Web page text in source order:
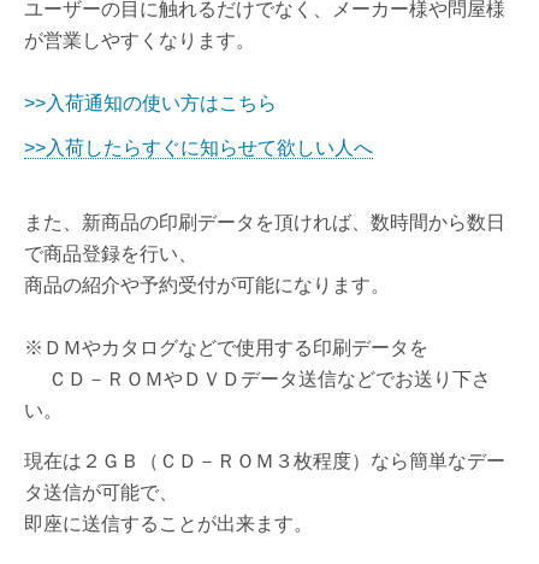
ユーザーの目に触れるだけでなく、メーカー様や問屋様
が営業しやすくなります。
>>入荷通知の使い方はこちら
>>入荷したらすぐに知らせて欲しい人へ
また、 新商品の印刷データを頂ければ、数時間から数日
で商品登録を行い、
商品の紹介や予約受付が可能になります。
※ＤＭやカタログなどで使用する印刷データを
ＣＤ－ＲＯＭやＤＶＤデータ送信などでお送り下さ
い。
現在は２ＧＢ（ＣＤ－ＲＯＭ３枚程度）なら簡単なデー
タ送信が可能で、
即座に送信することが出来ます。